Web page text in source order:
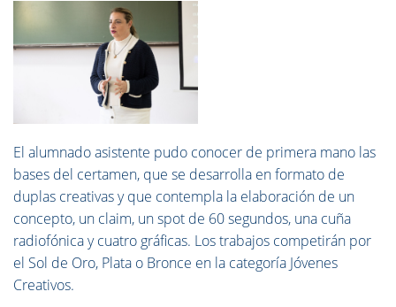
El alumnado asistente pudo conocer de primera mano las
bases del certamen, que se desarrolla en formato de
duplas creativas y que contempla la elaboración de un
concepto, un claim, un spot de 60 segundos, una cuña
radiofónica y cuatro gráficas. Los trabajos competirán por
el Sol de Oro, Plata o Bronce en la categoría Jóvenes
Creativos.